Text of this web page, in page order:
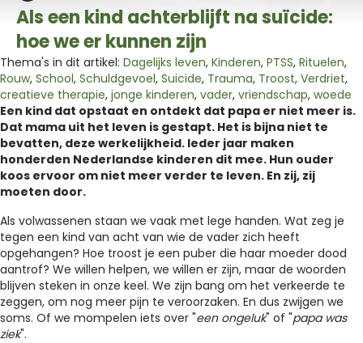
Als een kind achterblijft na suïcide:
hoe we er kunnen zijn
Thema's in dit artikel: Dagelijks leven, Kinderen, PTSS, Rituelen,
Rouw, School, Schuldgevoel, Suicide, Trauma, Troost, Verdriet,
creatieve therapie, jonge kinderen, vader, vriendschap, woede
Een kind dat opstaat en ontdekt dat papa er niet meer is.
Dat mama uit het leven is gestapt. Het is bijna niet te
bevatten, deze werkelijkheid. Ieder jaar maken
honderden Nederlandse kinderen dit mee. Hun ouder
koos ervoor om niet meer verder te leven. En zij, zij
moeten door.
Als volwassenen staan we vaak met lege handen. Wat zeg je
tegen een kind van acht van wie de vader zich heeft
opgehangen? Hoe troost je een puber die haar moeder dood
aantrof? We willen helpen, we willen er zijn, maar de woorden
blijven steken in onze keel. We zijn bang om het verkeerde te
zeggen, om nog meer pijn te veroorzaken. En dus zwijgen we
soms. Of we mompelen iets over "een ongeluk" of "papa was
ziek".